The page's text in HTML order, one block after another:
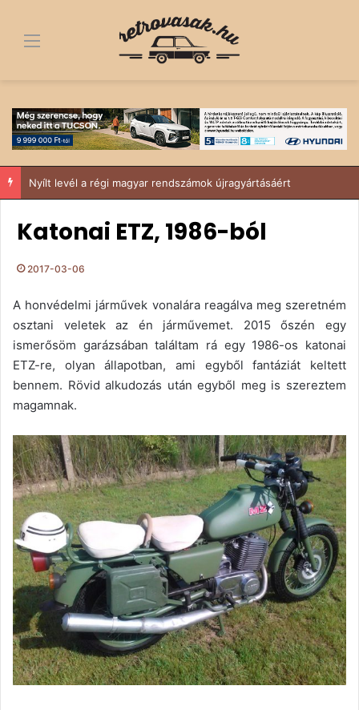
Menü
Katonai ETZ, 1986-ból
2017-03-06
A honvédelmi járművek vonalára reagálva meg szeretném
osztani veletek az én járművemet. 2015 őszén egy
ismerősöm garázsában találtam rá egy 1986-os katonai
ETZ-re, olyan állapotban, ami egyből fantáziát keltett
bennem. Rövid alkudozás után egyből meg is szereztem
magamnak.